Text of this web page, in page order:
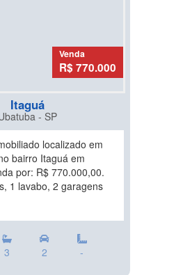
Venda
R$ 770.000
Itaguá
- SP
localizado em
bairro Itaguá em
por: R$ 770.000,00.
1 lavabo, 2 garagens
3 2 -